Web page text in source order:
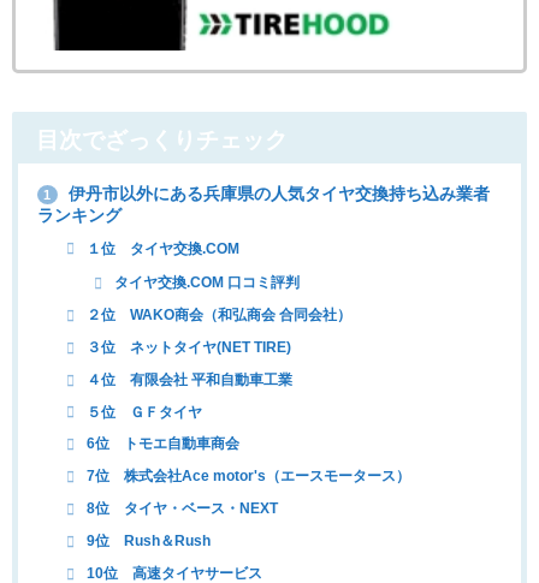
目次でざっくりチェック
1
伊丹市以外にある兵庫県の人気タイヤ交換持ち込み業者
ランキング
１位 タイヤ交換.COM
タイヤ交換.COM 口コミ評判
２位 WAKO商会（和弘商会 合同会社）
３位 ネットタイヤ(NET TIRE)
４位 有限会社 平和自動車工業
５位 ＧＦタイヤ
6位 トモエ自動車商会
7位 株式会社Ace motor's（エースモータース）
8位 タイヤ・ベース・NEXT
9位 Rush＆Rush
10位 高速タイヤサービス